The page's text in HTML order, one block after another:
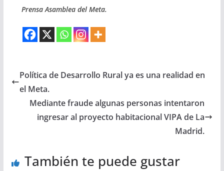
Prensa Asamblea del Meta.
Política de Desarrollo Rural ya es una realidad en
el Meta.
Mediante fraude algunas personas intentaron
ingresar al proyecto habitacional VIPA de La
Madrid.
También te puede gustar